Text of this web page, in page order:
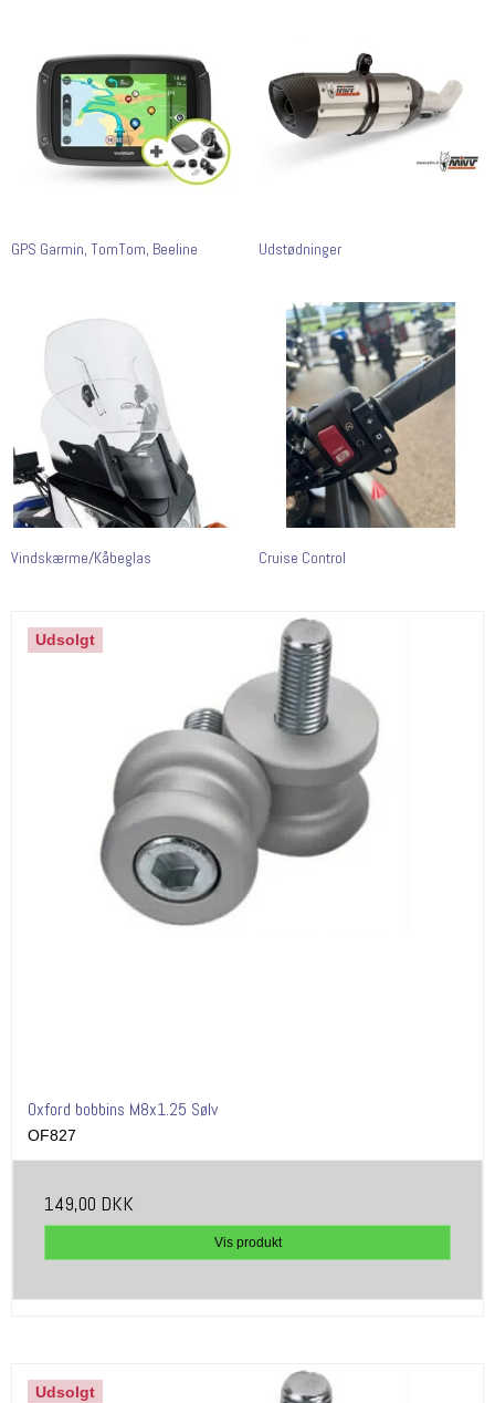
GPS Garmin, TomTom, Beeline Udstødninger
Vindskærme/Kåbeglas Cruise Control
Udsolgt
Oxford bobbins M8x1.25 Sølv
OF827
149,00 DKK
Vis produkt
Udsolgt